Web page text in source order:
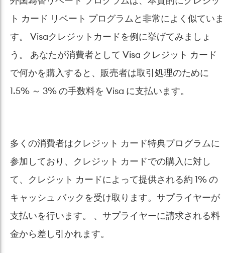
ト カード リベート プログラムと非常によく似ていま
す。 Visaクレジットカードを例に挙げてみましょ
う。 あなたが消費者として Visa クレジット カード
で何かを購入すると、販売者は取引処理のために
1.5% ～ 3% の手数料を Visa に支払います。
多くの消費者はクレジット カード特典プログラムに
参加しており、クレジット カードでの購入に対し
て、クレジット カードによって提供される約 1% の
キャッシュ バックを受け取ります。サプライヤーが
支払いを行います。 、サプラ​​イヤーに請求される料
金から差し引かれます。